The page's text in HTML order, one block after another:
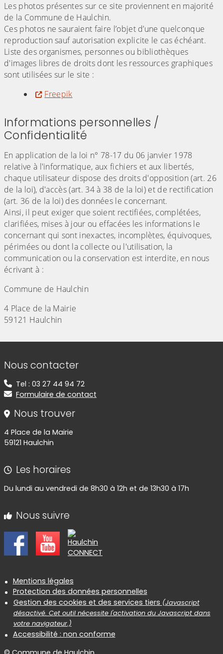
Les photos présentes sur ce site proviennent en majorité
de la Commune de Haulchin.
Ces photos ne sauraient faire l’objet d’une quelconque
reproduction sauf autorisation explicite le cas échéant.
Liste des organismes, personnes ou bibliothèques
d'images libres de droits dont les ressources graphiques
sont utilisées sur le site :
Freepik
Informations personnelles /
Confidentialité
En application de la loi n° 78-17 du 06 janvier 1978
relative à l'informatique, aux fichiers et aux libertés,
chaque utilisateur dispose des droits d'opposition (art. 26
de la loi), d'accès (art. 34 à 38 de la loi) et de rectification
(art. 36 de la loi) des données le concernant.
Ainsi, il peut exiger que soient rectifiées, complétées,
clarifiées, mises à jour ou effacées les informations le
concernant qui sont inexactes, incomplètes, équivoques,
périmées ou dont la collecte ou l'utilisation, la
communication ou la conservation est interdite, en nous
écrivant à :
Commune de Haulchin
4 Place de la Mairie
59121 Haulchin
Informations de contact
Nous contacter
Tel : 03 27 44 94 72
Formulaire de contact
Nous trouver
4 Place de la Mairie
59121 Haulchin
Les horaires
Du lundi au vendredi de 8h30 à 12h et de 13h30 à 17h
Nous suivre
Informations réglementaires
Mentions légales
Protection des données personnelles
Gestion des cookies et des services tiers (Javascript
désactivé. Cet outil nécessite l'activation du Javascript dans
votre navigateur.)
Accessibilité : non conforme